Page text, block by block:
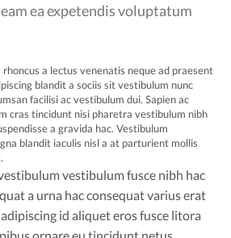
ea expetendis voluptatum
a lectus venenatis neque ad praesent
blandit a sociis sit vestibulum nunc
facilisi ac vestibulum dui. Sapien ac
cras tincidunt nisi pharetra vestibulum nibh
a gravida hac. Vestibulum
blandit iaculis nisl a at parturient mollis
vestibulum fusce nibh hac
a urna hac consequat varius erat
id aliquet eros fusce litora